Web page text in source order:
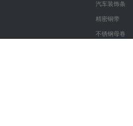
汽车装饰条
精密铜带
不锈钢母卷